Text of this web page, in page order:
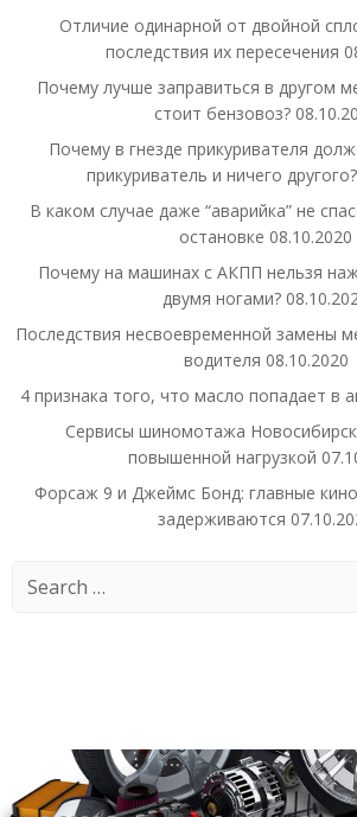
Отличие одинарной от двойной
последствия их пересечения
Почему лучше заправиться в другом
стоит бензовоз?
Почему в гнезде прикуривателя
прикуриватель и ничего другого?
В каком случае даже “аварийка” не
остановке 08.10.2020
Почему на машинах с АКПП нельзя
двумя ногами?
Последствия несвоевременной замены
водителя 08.10.2020
4 признака того, что масло попадает в
Сервисы шиномотажа
повышенной нагрузкой
Форсаж 9 и Джеймс Бонд: главные
задерживаются
Search